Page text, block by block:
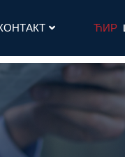
ЋИР